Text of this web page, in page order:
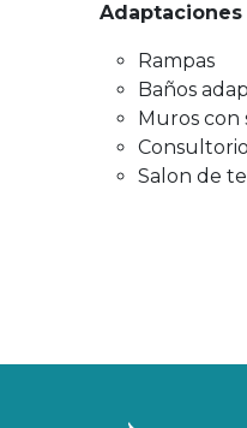
Adaptaciones
Rampas
Baños
Muros con
Salon de